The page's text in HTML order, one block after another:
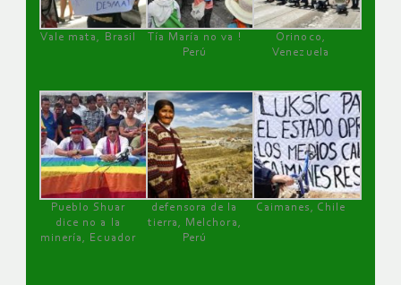
Vale mata, Brasil
Tía María no va !
Perú
Orinoco,
Venezuela
Pueblo Shuar
dice no a la
minería, Ecuador
defensora de la
tierra, Melchora,
Perú
Caimanes, Chile